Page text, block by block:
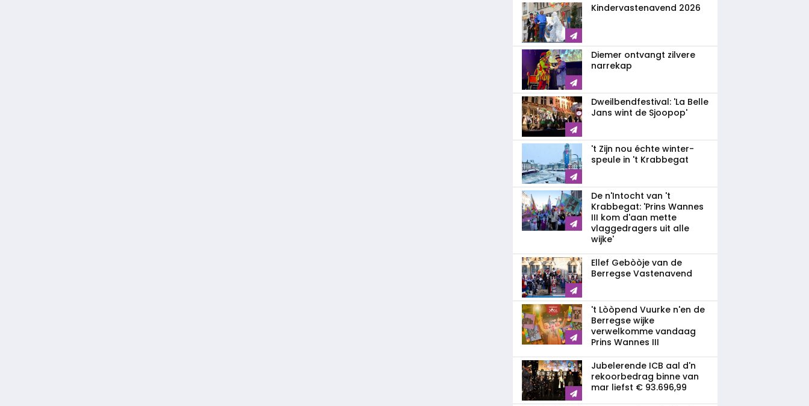
Kindervastenavend 2026
Diemer ontvangt zilvere
narrekap
Dweilbendfestival: 'La Belle
Jans wint de Sjoopop'
't Zijn nou échte winter-
speule in 't Krabbegat
De n'Intocht van 't
Krabbegat: 'Prins Wannes
III kom d'aan mette
vlaggedragers uit alle
wijke'
Ellef Gebòòje van de
Berregse Vastenavend
't Lòòpend Vuurke n'en de
Berregse wijke
verwelkomme vandaag
Prins Wannes III
Jubelerende ICB aal d'n
rekoorbedrag binne van
mar liefst € 93.696,99